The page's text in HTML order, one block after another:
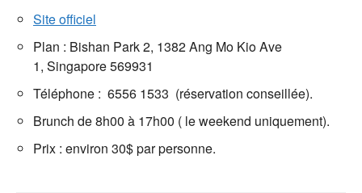
Site officiel
Plan : Bishan Park 2, 1382 Ang Mo Kio Ave
1, Singapore 569931
Téléphone : 6556 1533 (réservation conseillée).
Brunch de 8h00 à 17h00 ( le weekend uniquement).
Prix : environ 30$ par personne.